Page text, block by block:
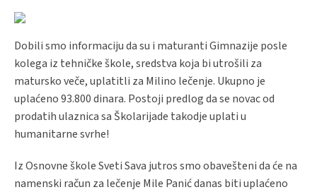
Dobili smo informaciju da su i maturanti Gimnazije posle
kolega iz tehničke škole, sredstva koja bi utrošili za
matursko veče, uplatitli za Milino lečenje. Ukupno je
uplaćeno 93.800 dinara. Postoji predlog da se novac od
prodatih ulaznica sa Školarijade takodje uplati u
humanitarne svrhe!
Iz Osnovne škole Sveti Sava jutros smo obavešteni da će na
namenski račun za lečenje Mile Panić danas biti uplaćeno